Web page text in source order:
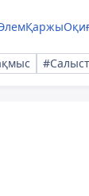
Қаржы